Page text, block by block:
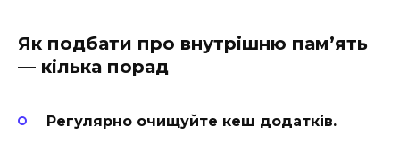
Як подбати про внутрішню пам’ять
— кілька порад
Регулярно очищуйте кеш додатків.